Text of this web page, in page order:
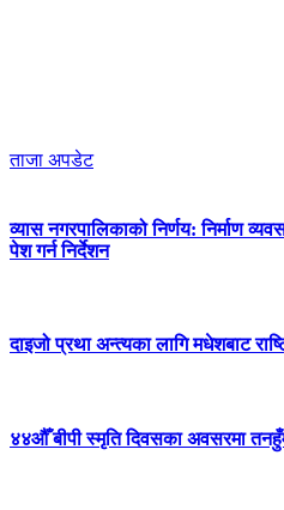
ताजा अपडेट
व्यास नगरपालिकाको निर्णय: निर्माण
पेश गर्न निर्देशन
दाइजो प्रथा अन्त्यका लागि मधेशबाट
४४औँ बीपी स्मृति दिवसका अवसरमा